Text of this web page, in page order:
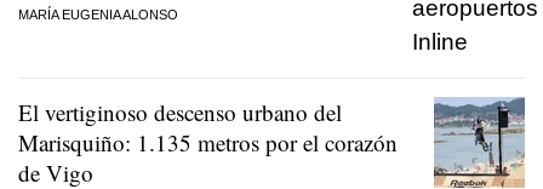
MARÍA EUGENIA ALONSO
El vertiginoso descenso urbano del
Marisquiño: 1.135 metros por el corazón
de Vigo